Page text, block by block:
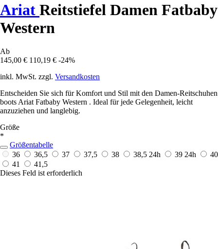
Ariat Reitstiefel Damen Fatbaby
Western
Ab
145,00 € 110,19 € -24%
inkl. MwSt. zzgl. Versandkosten
Entscheiden Sie sich für Komfort und Stil mit den Damen-Reitschuhen
boots Ariat Fatbaby Western . Ideal für jede Gelegenheit, leicht
anzuziehen und langlebig.
Größe
*
Größentabelle
36
36,5 37 37,5 38 38,5 24h 39 24h
40
41
41,5
Dieses Feld ist erforderlich